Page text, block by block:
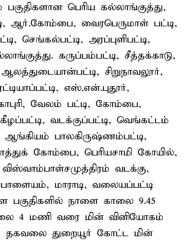
பகுதிகளான பெரிய கல்லாங்குத்து,
ஆர்.கோம்பை, வைரபெருமாள் பட்டி,
செங்கல்பட்டி, அரப்புளிபட்டி,
கருப்பம்பட்டி, சீத்தக்காடு,
சிறுநாவலூர்,
எஸ்.என்.புதூர்,
வேலம் பட்டி, கோம்பை,
வடக்குப்பட்டி, வெங்கட்டம்
ஆங்கியம் பாலகிருஷ்ணம்பட்டி,
கோம்பை, பெரியசாமி கோயில்,
வடக்கு,
மாராடி, வலையப்பட்டி
பகுதிகளில் நாளை காலை 9.45
4 மணி வரை மின் வினியோகம்
தகவலை துறையூர் கோட்ட மின்